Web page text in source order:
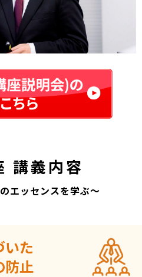
講義内容
エッセンスを学ぶ～
いた
防止